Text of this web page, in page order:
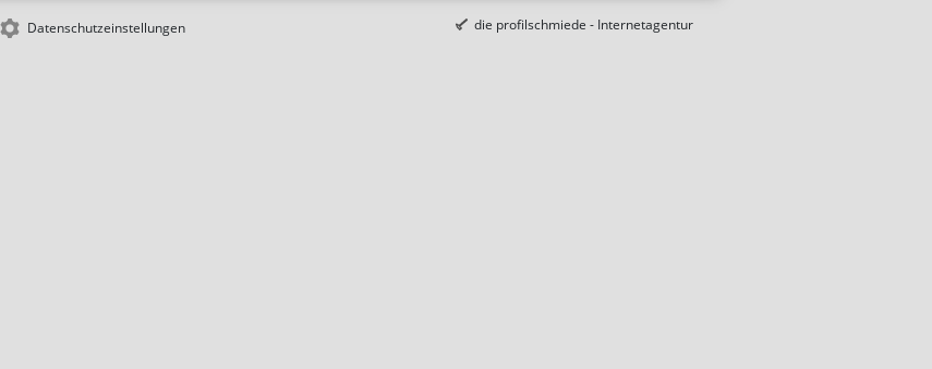
Datenschutzeinstellungen die profilschmiede - Internetagentur